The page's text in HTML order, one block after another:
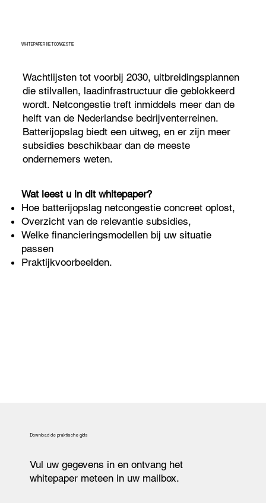
WHITEPAPER NETCONGESTIE
Wachtlijsten tot voorbij 2030, uitbreidingsplannen
die stilvallen, laadinfrastructuur die geblokkeerd
wordt. Netcongestie treft inmiddels meer dan de
helft van de Nederlandse bedrijventerreinen.
Batterijopslag biedt een uitweg, en er zijn meer
subsidies beschikbaar dan de meeste
ondernemers weten.
Wat leest u in dit whitepaper?
Hoe batterijopslag netcongestie concreet oplost,
Overzicht van de relevantie subsidies,
Welke financieringsmodellen bij uw situatie
passen
Praktijkvoorbeelden.
Download de praktische gids
Vul uw gegevens in en ontvang het
whitepaper meteen in uw mailbox.